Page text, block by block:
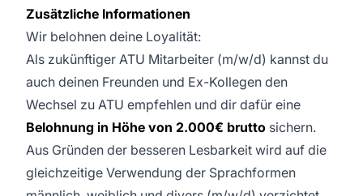
Zusätzliche Informationen
Wir belohnen deine Loyalität:
Als zukünftiger ATU Mitarbeiter (m/w/d) kannst du
auch deinen Freunden und Ex-Kollegen den
Wechsel zu ATU empfehlen und dir dafür eine
Belohnung in Höhe von 2.000€ brutto sichern.
Aus Gründen der besseren Lesbarkeit wird auf die
gleichzeitige Verwendung der Sprachformen